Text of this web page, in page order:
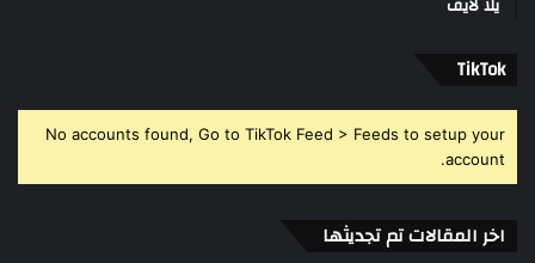
يلا لايف
‫TikTok
No accounts found, Go to TikTok Feed > Feeds to setup your
account.
اخر المقالات تم تجديثها